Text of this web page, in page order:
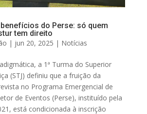
do Perse: só quem
tem direito
| jun 20, 2025 | Notícias
a 1ª Turma do Superior
(STJ) definiu que a fruição da
no Programa Emergencial de
de Eventos (Perse), instituído pela
está condicionada à inscrição